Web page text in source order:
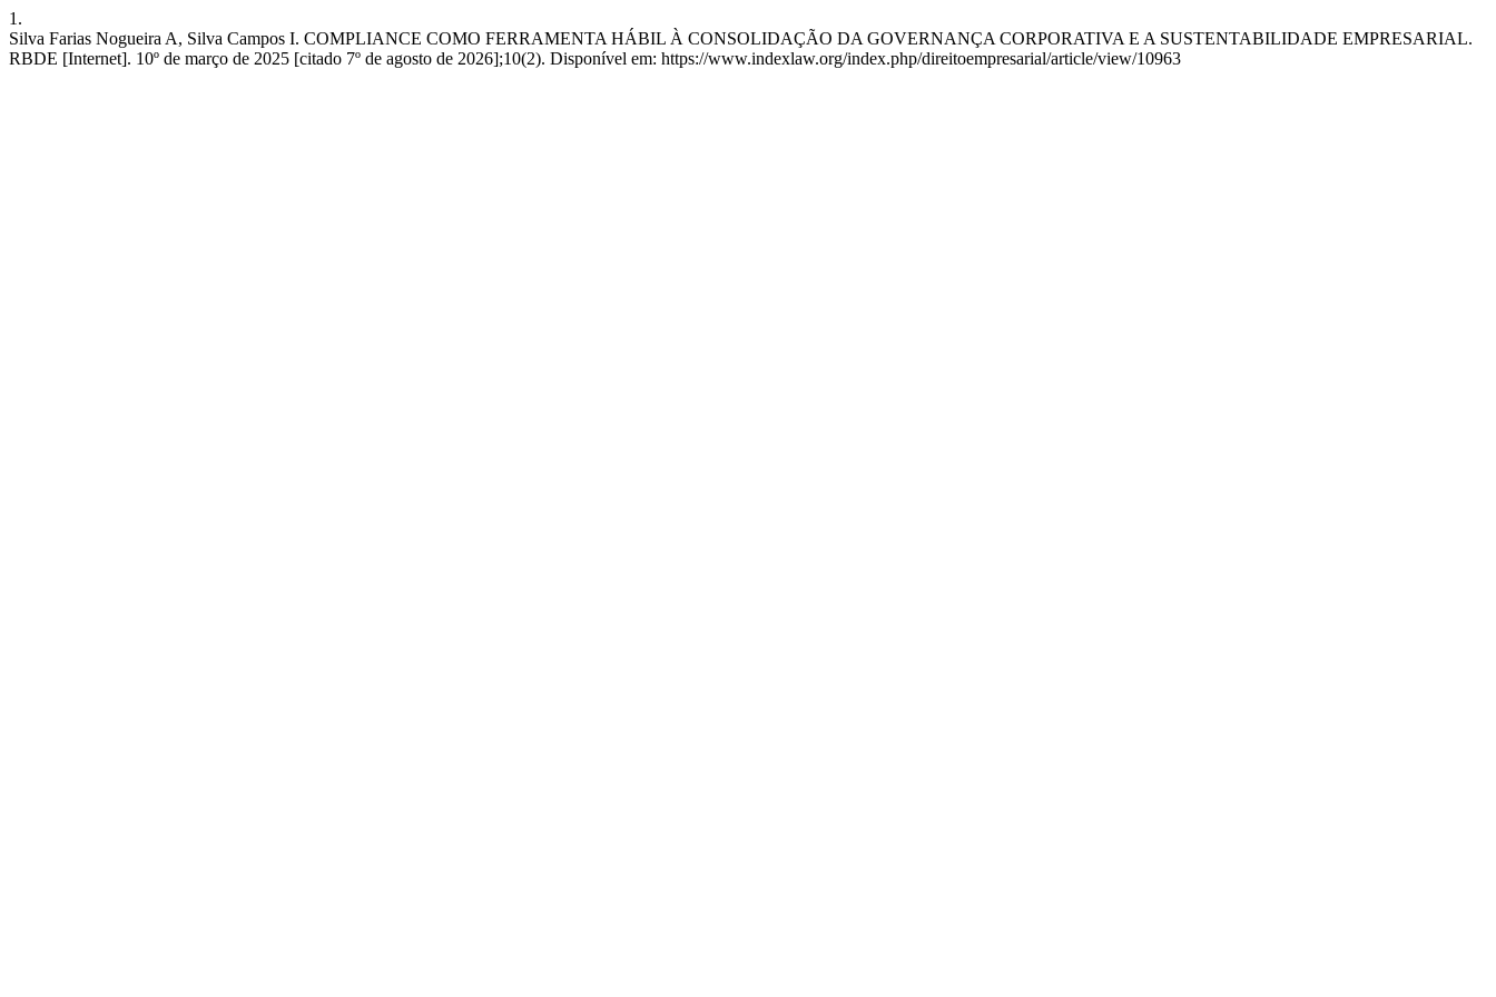
1.
Silva Farias Nogueira A, Silva Campos I. COMPLIANCE COMO FERRAMENTA HÁBIL À CONSOLIDAÇÃO DA GOVERNANÇA CORPORATIVA E A SUSTENTABILIDADE EMPRESARIAL.
RBDE [Internet]. 10º de março de 2025 [citado 7º de agosto de 2026];10(2). Disponível em: https://www.indexlaw.org/index.php/direitoempresarial/article/view/10963